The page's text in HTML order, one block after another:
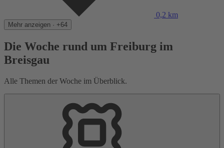
0,2 km
Mehr anzeigen · +64
Die Woche rund um Freiburg im
Breisgau
Alle Themen der Woche im Überblick.